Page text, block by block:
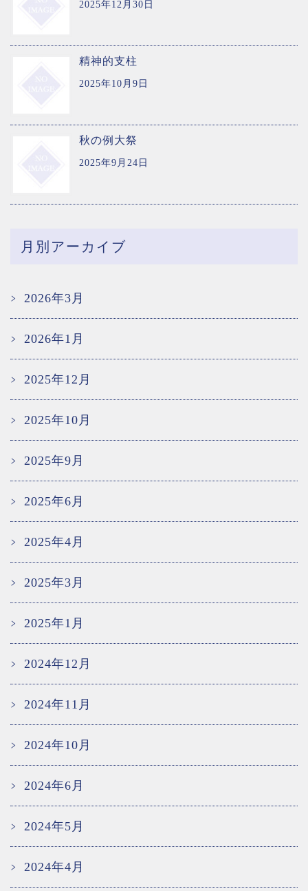
2025年12月30日
精神的支柱
2025年10月9日
秋の例大祭
2025年9月24日
月別アーカイブ
2026年3月
2026年1月
2025年12月
2025年10月
2025年9月
2025年6月
2025年4月
2025年3月
2025年1月
2024年12月
2024年11月
2024年10月
2024年6月
2024年5月
2024年4月